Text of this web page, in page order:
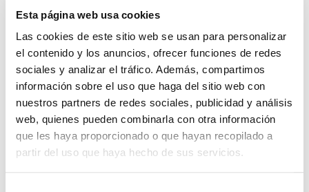
Esta página web usa cookies
Las cookies de este sitio web se usan para personalizar
el contenido y los anuncios, ofrecer funciones de redes
sociales y analizar el tráfico. Además, compartimos
información sobre el uso que haga del sitio web con
nuestros partners de redes sociales, publicidad y análisis
web, quienes pueden combinarla con otra información
que les haya proporcionado o que hayan recopilado a
partir del uso que haya hecho de sus servicios.
capitalización tuvo un impacto descomunal en los
principales índices bursátiles. El ETF Vanguard Mega
Cap Growth (MGK) subió un 7,2% esta semana. NVIDIA
(NVDA) subió un 16% y Apple (AAPL) un 6,4% con
respecto al viernes pasado.
Las ganancias de la semana pasada se debieron a un
alto el fuego en la guerra comercial con China. Tanto
Estados Unidos como China acordaron una reducción